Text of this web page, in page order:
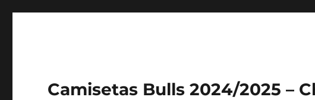
Camisetas Bulls 2024/2025 –